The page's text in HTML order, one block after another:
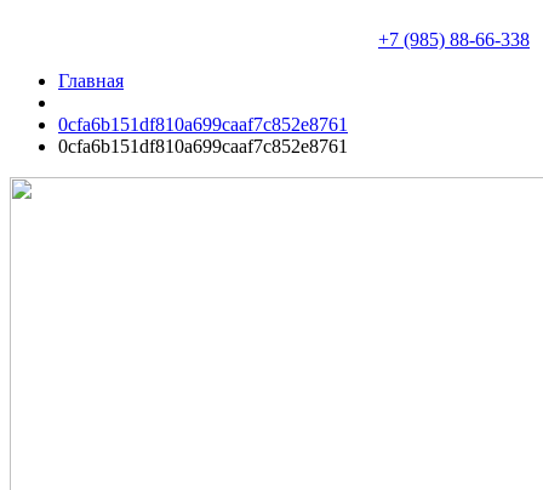
+7 (985) 88-66-338
Главная
0cfa6b151df810a699caaf7c852e8761
0cfa6b151df810a699caaf7c852e8761